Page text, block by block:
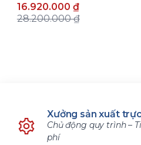
16.920.000 ₫
28.200.000 ₫
Xưởng sản xuất
Chủ động quy trình –
phí